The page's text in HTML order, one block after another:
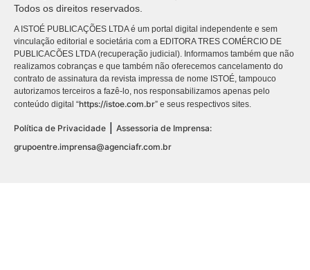
Todos os direitos reservados.
A ISTOÉ PUBLICAÇÕES LTDA é um portal digital independente e sem
vinculação editorial e societária com a EDITORA TRES COMÉRCIO DE
PUBLICACÕES LTDA (recuperação judicial). Informamos também que não
realizamos cobranças e que também não oferecemos cancelamento do
contrato de assinatura da revista impressa de nome ISTOÉ, tampouco
autorizamos terceiros a fazê-lo, nos responsabilizamos apenas pelo
conteúdo digital “https://istoe.com.br” e seus respectivos sites.
Política de Privacidade
Assessoria de Imprensa:
grupoentre.imprensa@agenciafr.com.br